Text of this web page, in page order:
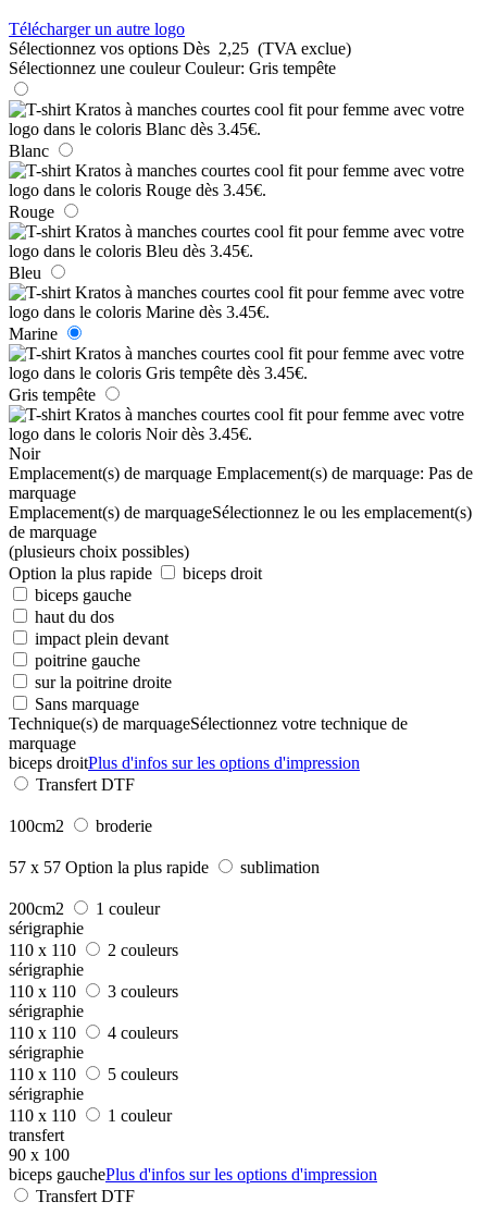
Télécharger un autre logo
Sélectionnez vos options Dès 2,25 (TVA exclue)
Sélectionnez une couleur Couleur: Gris tempête
Blanc
Rouge
Bleu
Marine
Gris tempête
Noir
Emplacement(s) de marquage Emplacement(s) de marquage: Pas de
marquage
Emplacement(s) de marquageSélectionnez le ou les emplacement(s)
de marquage
(plusieurs choix possibles)
Option la plus rapide
biceps droit
biceps gauche
haut du dos
impact plein devant
poitrine gauche
sur la poitrine droite
Sans marquage
Technique(s) de marquageSélectionnez votre technique de
marquage
biceps droitPlus d'infos sur les options d'impression
Transfert DTF
100cm2 broderie
57 x 57 Option la plus rapide sublimation
200cm2
1 couleur
sérigraphie
110 x 110
2 couleurs
sérigraphie
110 x 110
3 couleurs
sérigraphie
110 x 110
4 couleurs
sérigraphie
110 x 110
5 couleurs
sérigraphie
110 x 110
1 couleur
transfert
90 x 100
biceps gauchePlus d'infos sur les options d'impression
Transfert DTF